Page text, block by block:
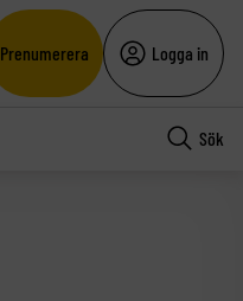
Prenumerera Logga in
Sök